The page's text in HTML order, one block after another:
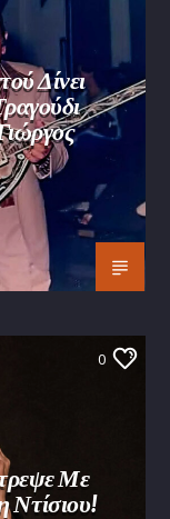
Δίνει
0
Με
Ντίσιου!